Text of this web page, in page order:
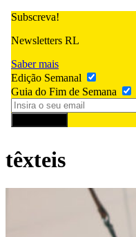
Subscreva!
Newsletters RL
Saber mais
Edição Semanal
Guia do Fim de Semana
têxteis